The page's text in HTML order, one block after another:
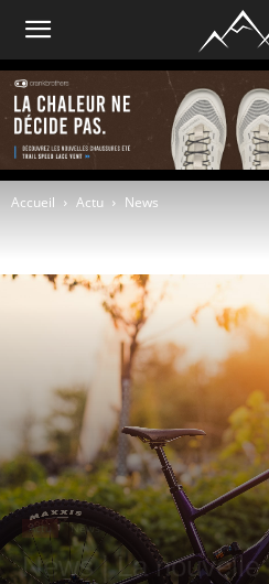
Accueil Actu News
Actu News
News | La